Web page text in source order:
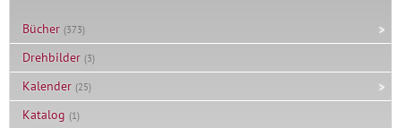
Bücher (373)
Drehbilder (3)
Kalender (25)
Katalog (1)